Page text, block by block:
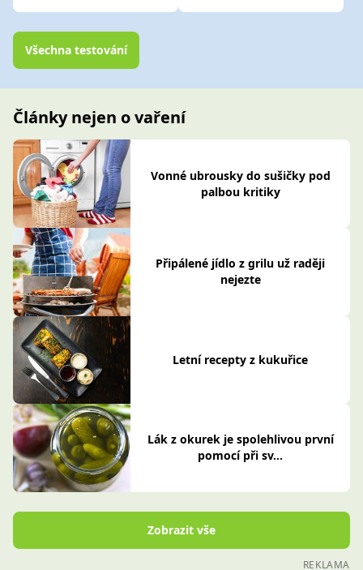
Všechna testování
Články nejen o vaření
Vonné ubrousky do sušičky pod
palbou kritiky
Připálené jídlo z grilu už raději
nejezte
Letní recepty z kukuřice
Lák z okurek je spolehlivou první
pomocí při sv...
Zobrazit vše
REKLAMA